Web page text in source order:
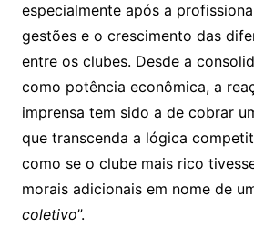
especialmente após a
gestões e o crescimento das
entre os clubes. Desde a
como potência econômica, a
imprensa tem sido a de cobrar
que transcenda a lógica
como se o clube mais rico
morais adicionais em nome de
coletivo”.